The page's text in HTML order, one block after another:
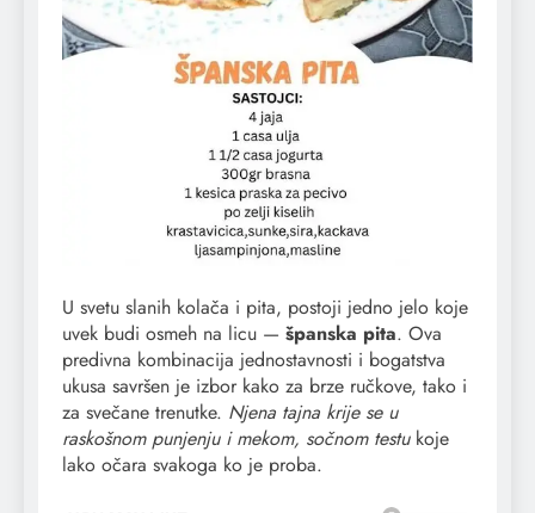
U svetu slanih kolača i pita, postoji jedno jelo koje
uvek budi osmeh na licu — španska pita. Ova
predivna kombinacija jednostavnosti i bogatstva
ukusa savršen je izbor kako za brze ručkove, tako i
za svečane trenutke. Njena tajna krije se u
raskošnom punjenju i mekom, sočnom testukoje
lako očara svakoga ko je proba.